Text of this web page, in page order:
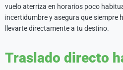
vuelo aterriza en horarios poco
incertidumbre y asegura que siempre
llevarte directamente a tu destino.
Traslado directo